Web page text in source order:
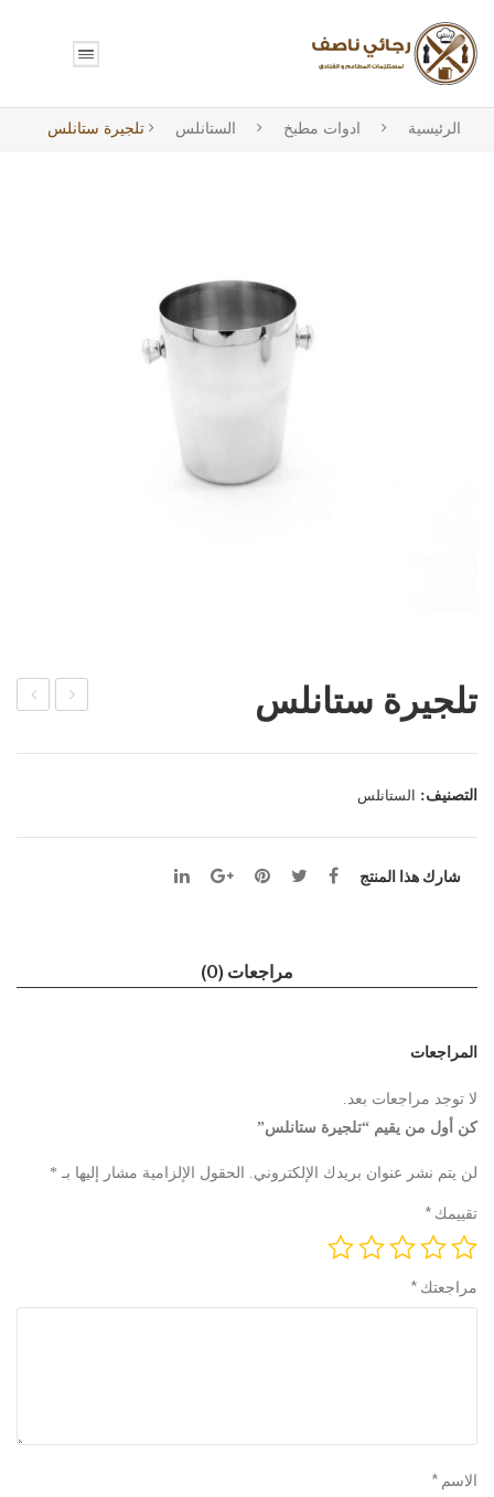
الرئيسية ادوات مطبخ الستانلس تلجيرة ستانلس
ري
ف
تلجيرة ستانلس
التصنيف: الستانلس
شارك هذا المنتج
مراجعات (0)
المراجعات
لا توجد مراجعات بعد.
كن أول من يقيم “تلجيرة ستانلس”
لن يتم نشر عنوان بريدك الإلكتروني. الحقول الإلزامية مشار إليها بـ *
تقييمك *
مراجعتك *
الاسم *